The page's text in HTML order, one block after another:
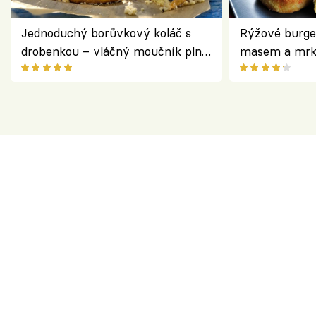
Jednoduchý borůvkový koláč s
drobenkou – vláčný moučník plný
ovoce
Rýžové
masem a
salátem –